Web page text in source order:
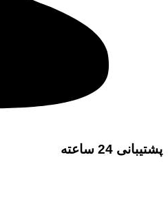
پشتیبانی 24 ساعته